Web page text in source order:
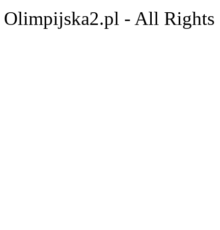
Olimpijska2.pl - All Rights